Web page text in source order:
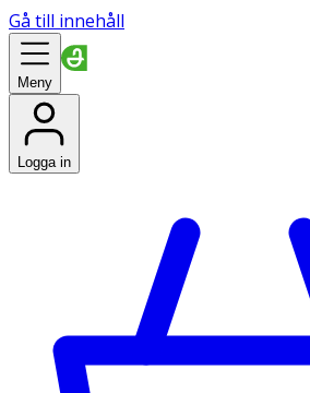
Gå till innehåll
Meny
Logga in